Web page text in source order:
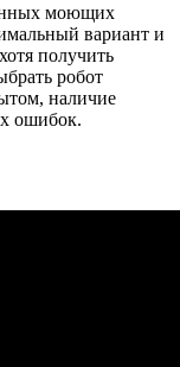
моющих
вариант и
получить
робот
наличие
ошибок.